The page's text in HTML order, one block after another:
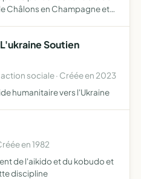
Châlons en Champagne et
Soutien
action sociale · Créée en 2023
humanitaire vers l'Ukraine
en 1982
de l'aikido et du kobudo et
discipline